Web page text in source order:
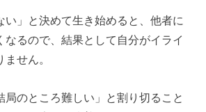
い」と決めて生き始めると、他者に
なるので、結果として自分がイライ
せん。
局のところ難しい」と割り切ること